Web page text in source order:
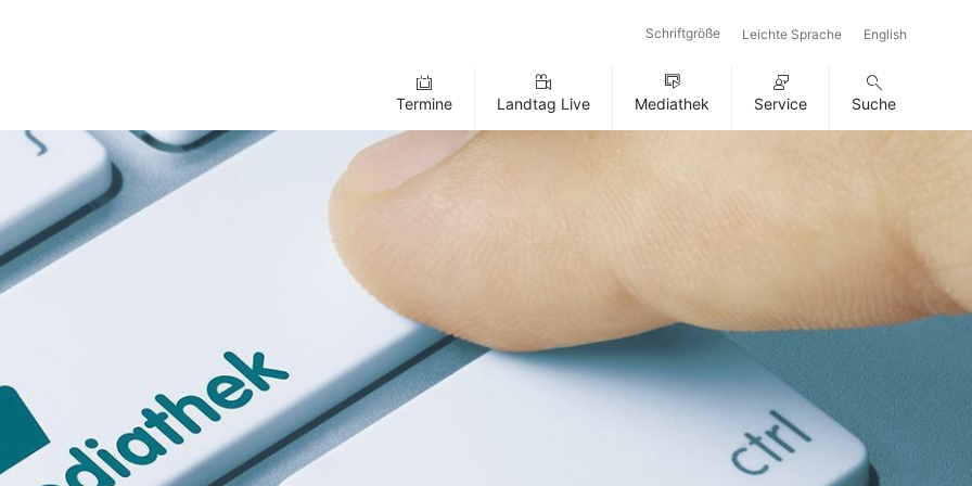
Schriftgröße Leichte Sprache English
Termine Landtag Live Mediathek Service Suche